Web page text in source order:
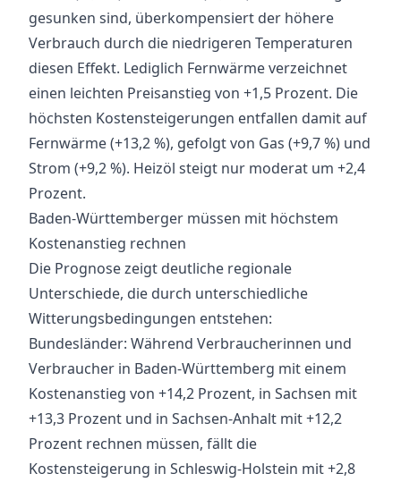
gesunken sind, überkompensiert der höhere
Verbrauch durch die niedrigeren Temperaturen
diesen Effekt. Lediglich Fernwärme verzeichnet
einen leichten Preisanstieg von +1,5 Prozent. Die
höchsten Kostensteigerungen entfallen damit auf
Fernwärme (+13,2 %), gefolgt von Gas (+9,7 %) und
Strom (+9,2 %). Heizöl steigt nur moderat um +2,4
Prozent.
Baden-Württemberger müssen mit höchstem
Kostenanstieg rechnen
Die Prognose zeigt deutliche regionale
Unterschiede, die durch unterschiedliche
Witterungsbedingungen entstehen:
Bundesländer: Während Verbraucherinnen und
Verbraucher in Baden-Württemberg mit einem
Kostenanstieg von +14,2 Prozent, in Sachsen mit
+13,3 Prozent und in Sachsen-Anhalt mit +12,2
Prozent rechnen müssen, fällt die
Kostensteigerung in Schleswig-Holstein mit +2,8